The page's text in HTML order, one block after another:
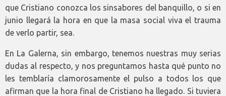
que Cristiano conozca los sinsabores del banquillo, o si en
junio llegará la hora en que la masa social viva el trauma
de verlo partir, sea.
En La Galerna, sin embargo, tenemos nuestras muy serias
dudas al respecto, y nos preguntamos hasta qué punto no
les temblaría clamorosamente el pulso a todos los que
afirman que la hora final de Cristiano ha llegado. Si tuviera